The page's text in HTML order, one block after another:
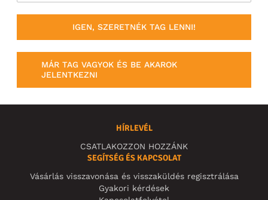
IGEN, SZERETNÉK TAG LENNI!
MÁR TAG VAGYOK ÉS BE AKAROK
JELENTKEZNI
HÍRLEVÉL
CSATLAKOZZON HOZZÁNK
SEGÍTSÉG ÉS KAPCSOLAT
Vásárlás visszavonása és visszaküldés regisztrálása
Gyakori kérdések